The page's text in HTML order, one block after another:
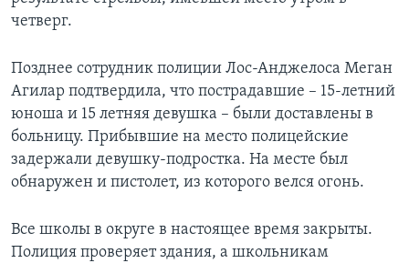
четверг.
Позднее сотрудник полиции Лос-Анджелоса Меган
Агилар подтвердила, что пострадавшие – 15-летний
юноша и 15 летняя девушка – были доставлены в
больницу. Прибывшие на место полицейские
задержали девушку-подростка. На месте был
обнаружен и пистолет, из которого велся огонь.
Все школы в округе в настоящее время закрыты.
Полиция проверяет здания, а школьникам